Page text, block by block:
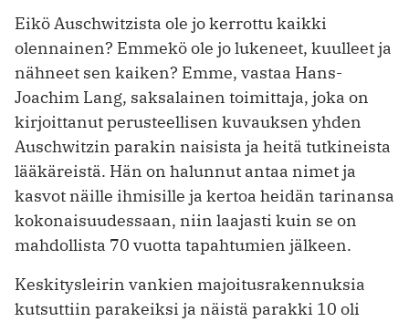
Eikö Auschwitzista ole jo kerrottu kaikki
olennainen? Emmekö ole jo lukeneet, kuulleet ja
nähneet sen kaiken? Emme, vastaa Hans-
Joachim Lang, saksalainen toimittaja, joka on
kirjoittanut perusteellisen kuvauksen yhden
Auschwitzin parakin naisista ja heitä tutkineista
lääkäreistä. Hän on halunnut antaa nimet ja
kasvot näille ihmisille ja kertoa heidän tarinansa
kokonaisuudessaan, niin laajasti kuin se on
mahdollista 70 vuotta tapahtu­mien jälkeen.
Keskitysleirin vankien majoitusrakennuksia
kutsuttiin parakeiksi ja näistä parakki 10 oli